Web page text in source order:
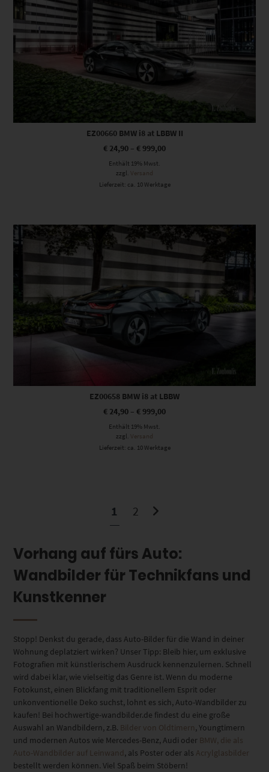
EZ00660 BMW i8 at LBBW II
€ 24,90 – € 999,00
Enthält 19% Mwst.
zzgl. Versand
Lieferzeit: ca. 10 Werktage
Dieses Produkt weist mehrere Varianten auf. Die Optionen können auf der Produktseite gewählt werden
EZ00658 BMW i8 at LBBW
€ 24,90 – € 999,00
Enthält 19% Mwst.
zzgl. Versand
Lieferzeit: ca. 10 Werktage
1 2
Vorhang auf fürs Auto:
Wandbilder für Technikfans und
Kunstkenner
Stopp! Denkst du gerade, dass Auto-Bilder für die Wand in deiner
Wohnung deplatziert wirken? Unser Tipp: Bleib hier, um exklusive
Fotografien mit künstlerischem Ausdruck kennenzulernen. Schnell
wird dabei klar, wie vielseitig das Genre ist. Wenn du moderne
Fotokunst, einen Blickfang mit traditionellem Esprit oder
unkonventionelle Deko suchst, lohnt es sich, Auto-Wandbilder zu
kaufen! Bei hochwertige-wandbilder.de findest du eine große
Auswahl an Wandbildern, z.B. Bilder von Oldtimern, Youngtimern
und modernen Autos wie Mercedes-Benz, Audi oder BMW, die als
Auto-Wandbilder auf Leinwand, als Poster oder als Acrylglasbilder
bestellt werden können. Viel Spaß beim Stöbern!